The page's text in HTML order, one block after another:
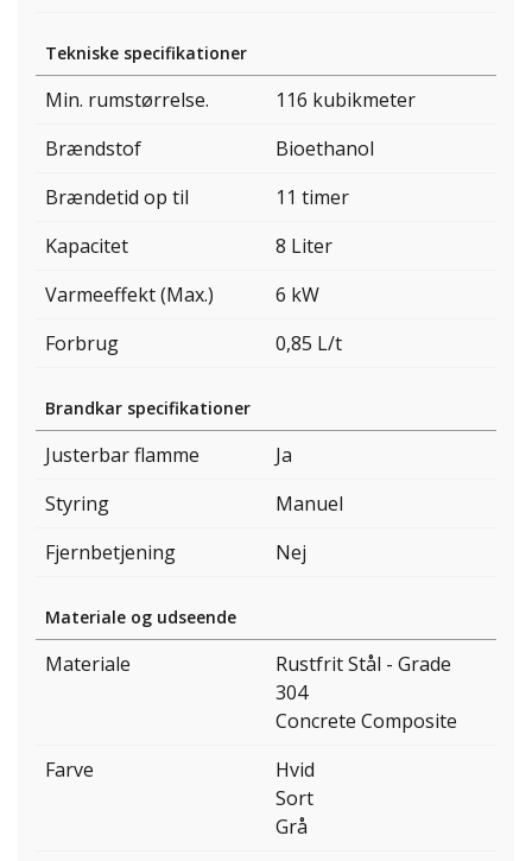
Tekniske specifikationer
Min. rumstørrelse.
116 kubikmeter
Brændstof
Bioethanol
Brændetid op til
11 timer
Kapacitet
8 Liter
Varmeeffekt (Max.)
6 kW
Forbrug
0,85 L/t
Brandkar specifikationer
Justerbar flamme
Ja
Styring
Manuel
Fjernbetjening
Nej
Materiale og udseende
Materiale
Rustfrit Stål - Grade
304
Concrete Composite
Farve
Hvid
Sort
Grå